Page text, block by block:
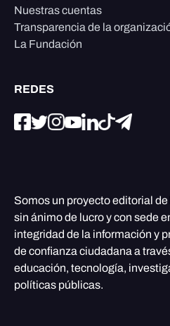
Nuestras cuentas
Transparencia de la
La Fundación
REDES
Somos un proyecto editorial de
sin ánimo de lucro y con sede
integridad de la información y
de confianza ciudadana a
educación, tecnología,
políticas públicas.